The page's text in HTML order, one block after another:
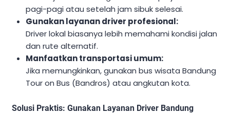
pagi-pagi atau setelah jam sibuk selesai.
Gunakan layanan driver profesional:
Driver lokal biasanya lebih memahami kondisi jalan
dan rute alternatif.
Manfaatkan transportasi umum:
Jika memungkinkan, gunakan bus wisata Bandung
Tour on Bus (Bandros) atau angkutan kota.
Solusi Praktis: Gunakan Layanan Driver Bandung